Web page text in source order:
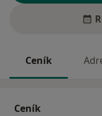
Ceník
Ceník